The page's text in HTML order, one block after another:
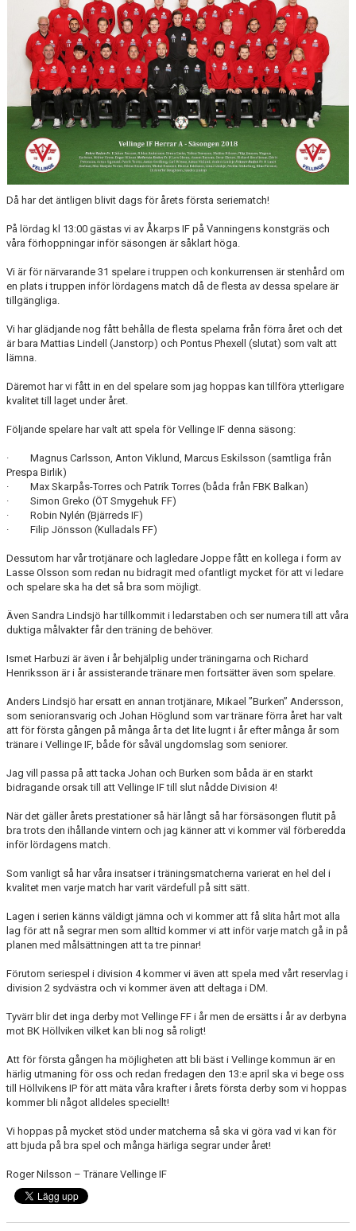
TJEJPROJEKTET
VELLINGE IF:S VÄNNER
DOKUMENT
KONTAKT
Då har det äntligen blivit dags för årets första seriematch!
På lördag kl 13:00 gästas vi av Åkarps IF på Vanningens konstgräs och
våra förhoppningar inför säsongen är såklart höga.
Vi är för närvarande 31 spelare i truppen och konkurrensen är stenhård om
en plats i truppen inför lördagens match då de flesta av dessa spelare är
tillgängliga.
Vi har glädjande nog fått behålla de flesta spelarna från förra året och det
är bara Mattias Lindell (Janstorp) och Pontus Phexell (slutat) som valt att
lämna.
Däremot har vi fått in en del spelare som jag hoppas kan tillföra ytterligare
kvalitet till laget under året.
Följande spelare har valt att spela för Vellinge IF denna säsong:
· Magnus Carlsson, Anton Viklund, Marcus Eskilsson (samtliga från
Prespa Birlik)
· Max Skarpås-Torres och Patrik Torres (båda från FBK Balkan)
· Simon Greko (ÖT Smygehuk FF)
· Robin Nylén (Bjärreds IF)
· Filip Jönsson (Kulladals FF)
Dessutom har vår trotjänare och lagledare Joppe fått en kollega i form av
Lasse Olsson som redan nu bidragit med ofantligt mycket för att vi ledare
och spelare ska ha det så bra som möjligt.
Även Sandra Lindsjö har tillkommit i ledarstaben och ser numera till att våra
duktiga målvakter får den träning de behöver.
Ismet Harbuzi är även i år behjälplig under träningarna och Richard
Henriksson är i år assisterande tränare men fortsätter även som spelare.
Anders Lindsjö har ersatt en annan trotjänare, Mikael ”Burken” Andersson,
som senioransvarig och Johan Höglund som var tränare förra året har valt
att för första gången på många år ta det lite lugnt i år efter många år som
tränare i Vellinge IF, både för såväl ungdomslag som seniorer.
Jag vill passa på att tacka Johan och Burken som båda är en starkt
bidragande orsak till att Vellinge IF till slut nådde Division 4!
När det gäller årets prestationer så här långt så har försäsongen flutit på
bra trots den ihållande vintern och jag känner att vi kommer väl förberedda
inför lördagens match.
Som vanligt så har våra insatser i träningsmatcherna varierat en hel del i
kvalitet men varje match har varit värdefull på sitt sätt.
Lagen i serien känns väldigt jämna och vi kommer att få slita hårt mot alla
lag för att nå segrar men som alltid kommer vi att inför varje match gå in på
planen med målsättningen att ta tre pinnar!
Förutom seriespel i division 4 kommer vi även att spela med vårt reservlag i
division 2 sydvästra och vi kommer även att deltaga i DM.
Tyvärr blir det inga derby mot Vellinge FF i år men de ersätts i år av derbyna
mot BK Höllviken vilket kan bli nog så roligt!
Att för första gången ha möjligheten att bli bäst i Vellinge kommun är en
härlig utmaning för oss och redan fredagen den 13:e april ska vi bege oss
till Höllvikens IP för att mäta våra krafter i årets första derby som vi hoppas
kommer bli något alldeles speciellt!
Vi hoppas på mycket stöd under matcherna så ska vi göra vad vi kan för
att bjuda på bra spel och många härliga segrar under året!
Roger Nilsson – Tränare Vellinge IF